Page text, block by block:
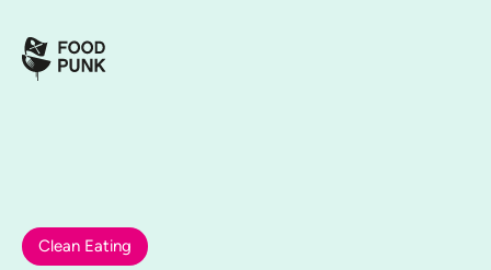
Clean Eating